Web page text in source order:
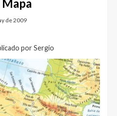
de 2009
por Sergio